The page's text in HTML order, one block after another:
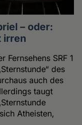
– oder:
irren
Fernsehens SRF 1
des
auch des
taugt
Atheisten,